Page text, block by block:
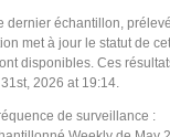
dernier échantillon,
met à jour le statut de
disponibles. Ces
2026 at 19:14.
de surveillance :